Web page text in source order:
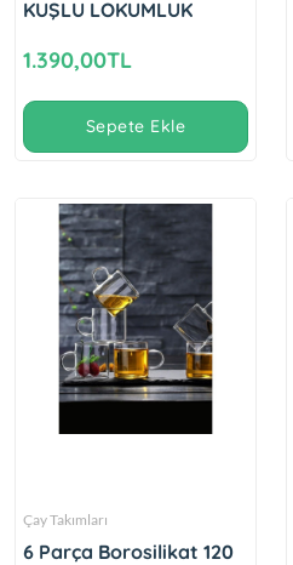
KUŞLU LOKUMLUK
1.390,00TL
Sepete Ekle
Çay Takımları
6 Parça Borosilikat 120